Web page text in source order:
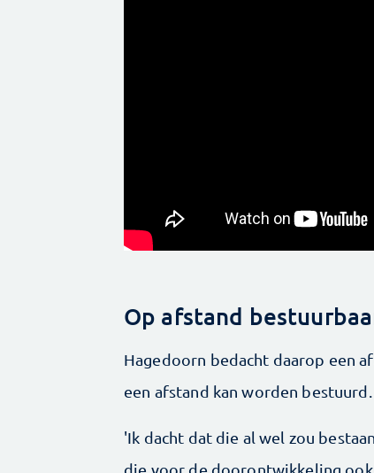
Op afstand
Hagedoorn bedacht daarop een
een afstand kan worden bestuurd.
'Ik dacht dat die al wel zou
die voor de doorontwikkeling